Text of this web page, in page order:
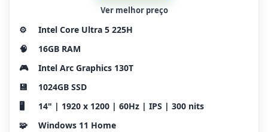
Ver melhor preço
⚙️
Intel Core Ultra 5 225H
🧠
16GB RAM
🎮
Intel Arc Graphics 130T
💾
1024GB SSD
🖥️
14" | 1920 x 1200 | 60Hz | IPS | 300 nits
🧩
Windows 11 Home